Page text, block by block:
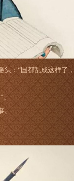
头：“国都乱成这样了
。
。